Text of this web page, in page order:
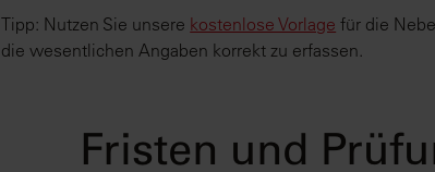
Tipp: Nutzen Sie unsere kostenlose Vorlage für die
die wesentlichen Angaben korrekt zu erfassen.
Fristen und